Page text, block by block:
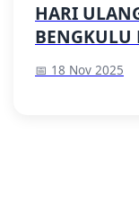
HARI
BENGKULU
📅 18 Nov 2025